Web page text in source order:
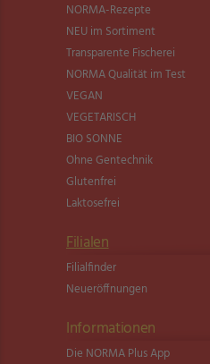
NORMA-Rezepte
NEU im Sortiment
Transparente Fischerei
NORMA Qualität im Test
VEGAN
VEGETARISCH
BIO SONNE
Ohne Gentechnik
Glutenfrei
Laktosefrei
Filialen
Filialfinder
Neueröffnungen
Informationen
Die NORMA Plus App